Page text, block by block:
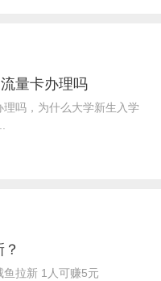
量卡办理吗
吗，为什么大学新生入学
拉新 1人可赚5元